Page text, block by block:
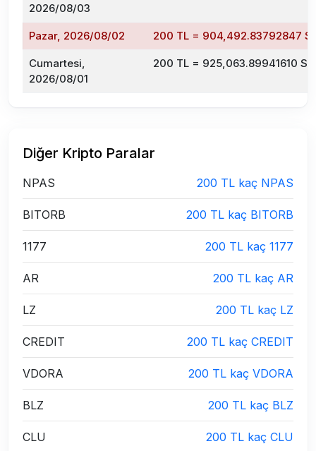
2026/08/03
Pazar, 2026/08/02 200 TL = 904,492.83792847
Cumartesi,
2026/08/01
200 TL = 925,063.89941610
Diğer Kripto Paralar
NPAS 200 TL kaç NPAS
BITORB 200 TL kaç BITORB
1177 200 TL kaç 1177
AR 200 TL kaç AR
LZ 200 TL kaç LZ
CREDIT 200 TL kaç CREDIT
VDORA 200 TL kaç VDORA
BLZ 200 TL kaç BLZ
CLU 200 TL kaç CLU